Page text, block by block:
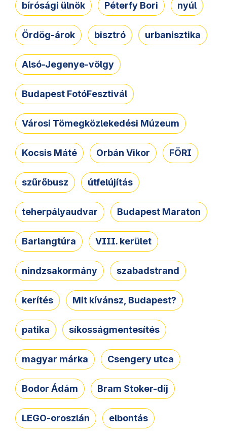
bírósági ülnök Péterfy Bori nyúl
Ördög-árok bisztró urbanisztika
Alsó-Jegenye-völgy
Budapest FotóFesztivál
Városi Tömegközlekedési Múzeum
Kocsis Máté Orbán Vikor FÖRI
szűrőbusz útfelújítás
teherpályaudvar Budapest Maraton
Barlangtúra VIII. kerület
nindzsakormány szabadstrand
kerítés Mit kívánsz, Budapest?
patika síkosságmentesítés
magyar márka Csengery utca
Bodor Ádám Bram Stoker-díj
LEGO-oroszlán elbontás